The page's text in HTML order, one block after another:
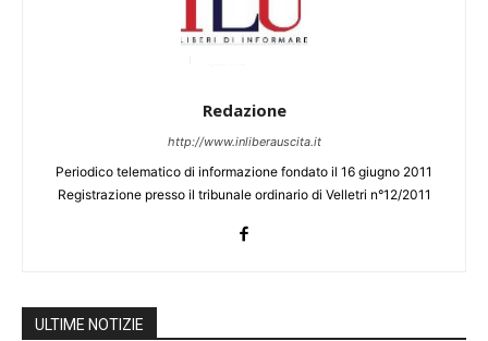
Redazione
http://www.inliberauscita.it
Periodico telematico di informazione fondato il 16 giugno 2011
Registrazione presso il tribunale ordinario di Velletri n°12/2011
ULTIME NOTIZIE